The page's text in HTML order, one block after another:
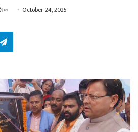
October 24, 2025
Telegram